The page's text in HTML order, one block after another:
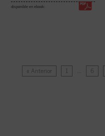
disponible en ebook:
« Anterior 1 … 6